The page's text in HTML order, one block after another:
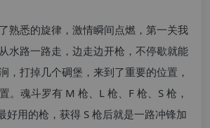
熟悉的旋律，激情瞬间点燃，第一关我
水路一路走，边走边开枪，不停歇就能
，打掉几个碉堡，来到了重要的位置，
。魂斗罗有 M 枪、L 枪、F 枪、S 枪，
好用的枪，获得 S 枪后就是一路冲锋加